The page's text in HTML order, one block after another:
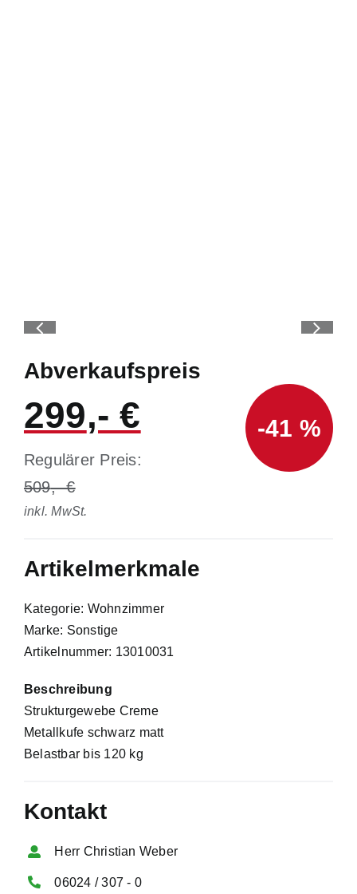
Abverkaufspreis
299
Regulärer Preis:
509
inkl. MwSt.
-41 %
Artikelmerkmale
Kategorie: Wohnzimmer
Marke: Sonstige
Artikelnummer: 13010031
Beschreibung
Strukturgewebe Creme
Metallkufe schwarz matt
Belastbar bis 120 kg
Kontakt
Herr Christian Weber
06024 / 307 - 0